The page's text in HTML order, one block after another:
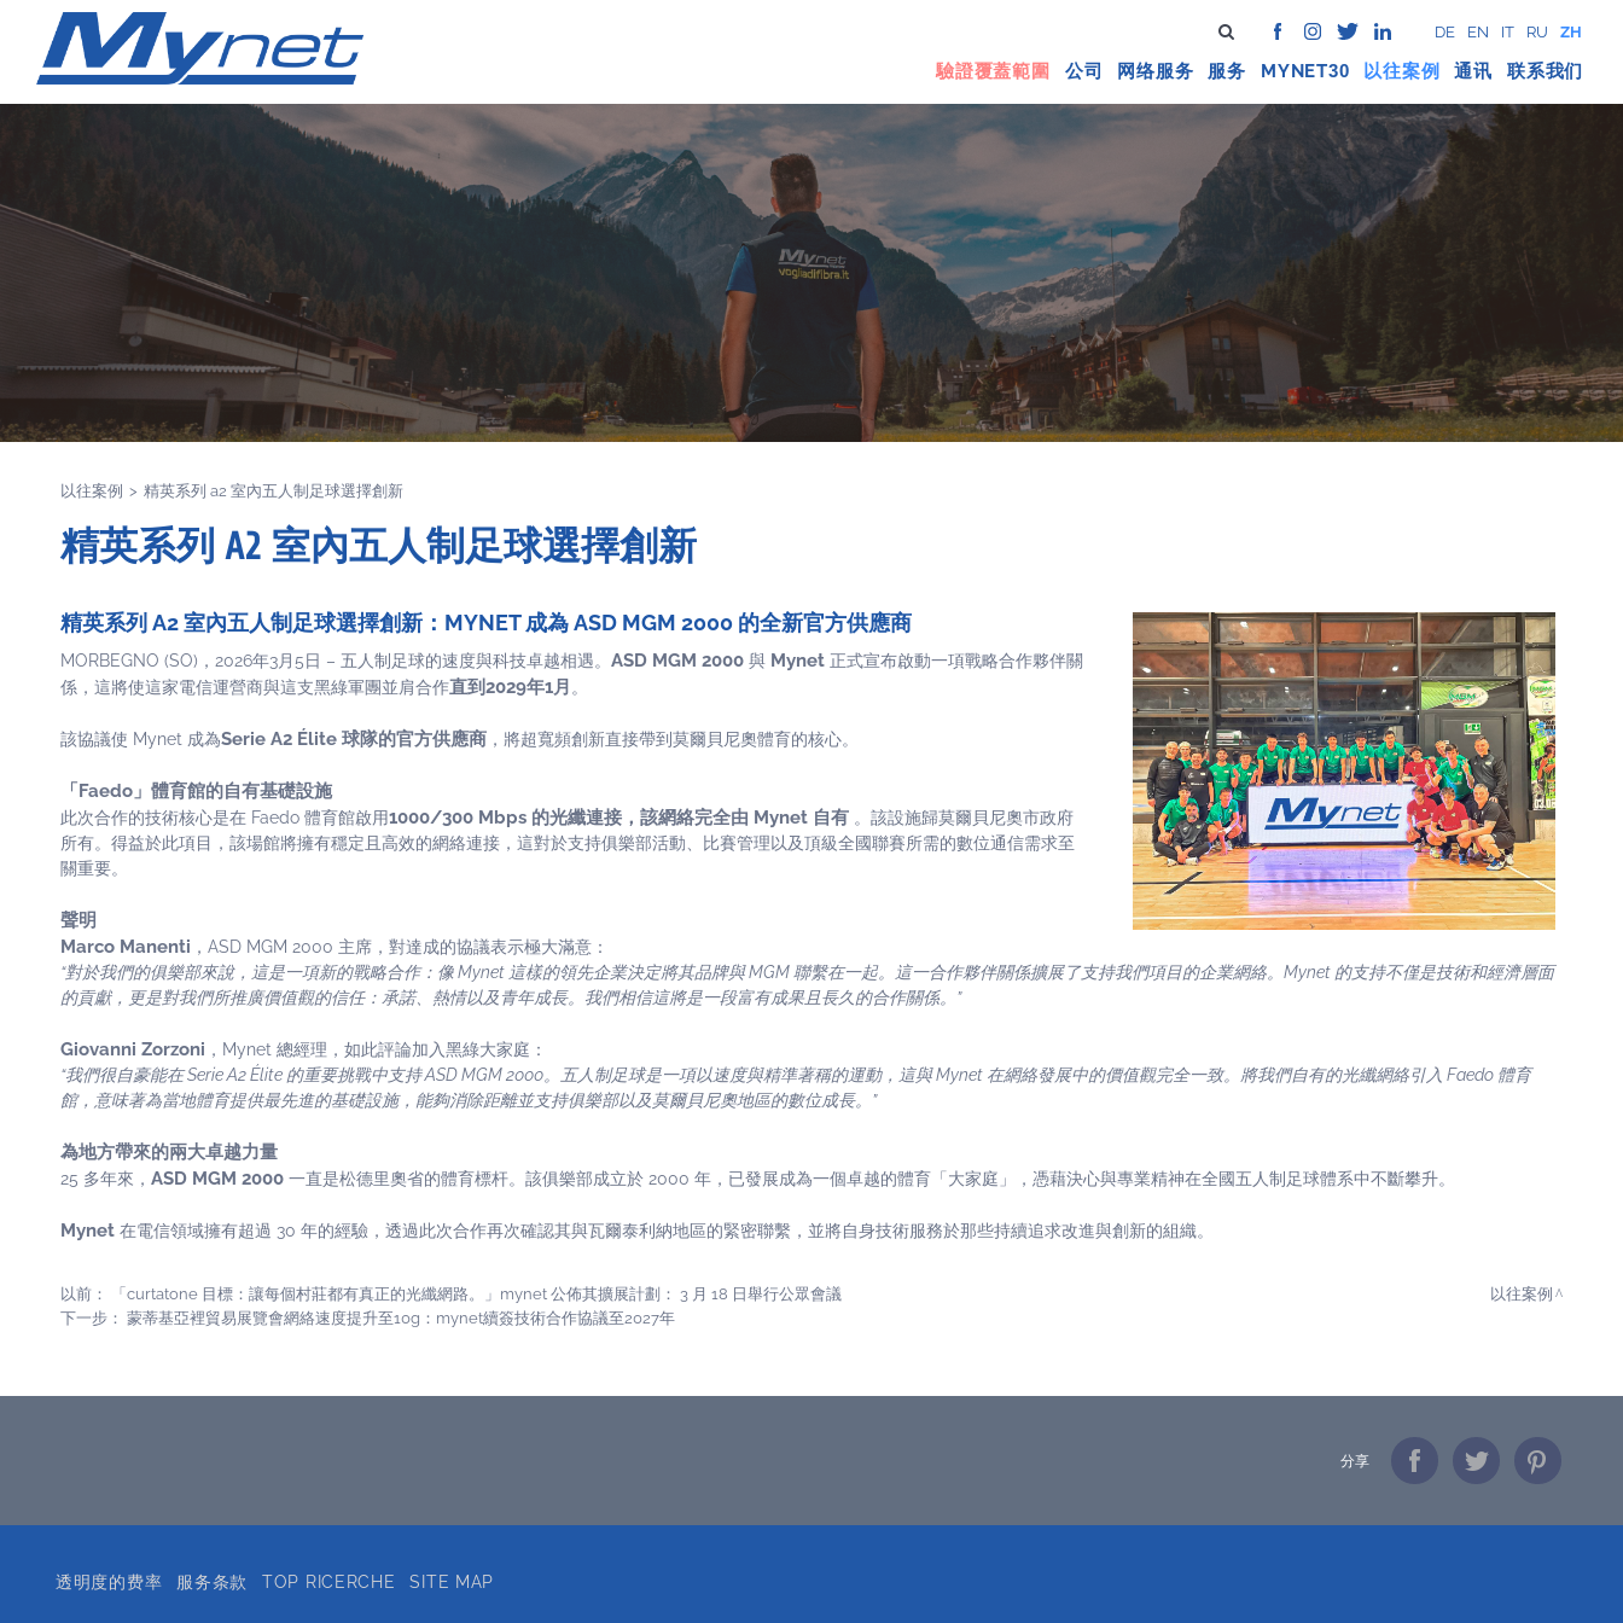
DE EN IT RU ZH
驗證覆蓋範圍 公司 网络服务 服务 MYNET 以往案例 通讯 联系我们
以往案例 > 精英系列 a2 室內五人制足球選擇創新
精英系列 A2 室內五人制足球選擇創新
精英系列 A2 室內五人制足球選擇創新：MYNET 成為 ASD MGM 2000 的全新官方供應商
MORBEGNO (SO)，2026年3月5日 – 五人制足球的速度與科技卓越相遇。 ASD MGM 2000 與 Mynet 正式宣布啟動一項戰略合作夥伴關
係，這將使這家電信運營商與這支黑綠軍團並肩合作直到2029年1月 。
該協議使 Mynet 成為Serie A2 Élite 球隊的官方供應商 ，將超寬頻創新直接帶到莫爾貝尼奧體育的核心。
「Faedo」體育館的自有基礎設施
此次合作的技術核心是在 Faedo 體育館啟用1000/300 Mbps 的光纖連接，該網絡完全由 Mynet 自有 。該設施歸莫爾貝尼奧市政府
所有。得益於此項目，該場館將擁有穩定且高效的網絡連接，這對於支持俱樂部活動、比賽管理以及頂級全國聯賽所需的數位通信需求至
關重要。
聲明
Marco Manenti ，ASD MGM 2000 主席，對達成的協議表示極大滿意：
“對於我們的俱樂部來說，這是一項新的戰略合作：像 Mynet 這樣的領先企業決定將其品牌與 MGM 聯繫在一起。這一合作夥伴關係擴展了支持我們項目的企業網絡。Mynet 的支持不僅是技術和經濟層面
的貢獻，更是對我們所推廣價值觀的信任：承諾、熱情以及青年成長。我們相信這將是一段富有成果且長久的合作關係。”
Giovanni Zorzoni ，Mynet 總經理，如此評論加入黑綠大家庭：
“我們很自豪能在 Serie A2 Élite 的重要挑戰中支持 ASD MGM 2000。五人制足球是一項以速度與精準著稱的運動，這與 Mynet 在網絡發展中的價值觀完全一致。將我們自有的光纖網絡引入 Faedo 體育
館，意味著為當地體育提供最先進的基礎設施，能夠消除距離並支持俱樂部以及莫爾貝尼奧地區的數位成長。”
為地方帶來的兩大卓越力量
25 多年來， ASD MGM 2000 一直是松德里奧省的體育標杆。該俱樂部成立於 2000 年，已發展成為一個卓越的體育「大家庭」，憑藉決心與專業精神在全國五人制足球體系中不斷攀升。
Mynet 在電信領域擁有超過 30 年的經驗，透過此次合作再次確認其與瓦爾泰利納地區的緊密聯繫，並將自身技術服務於那些持續追求改進與創新的組織。
以前：
「curtatone 目標：讓每個村莊都有真正的光纖網路。」mynet 公佈其擴展計劃： 3 月 18 日舉行公眾會議
下一步： 蒙蒂基亞裡貿易展覽會網絡速度提升至10g：mynet續簽技術合作協議至2027年
以往案例
分享
透明度的费率 服务条款 TOP RICERCHE SITE MAP